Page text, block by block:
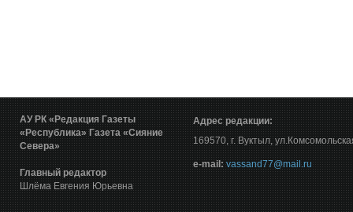
АУ РК «Редакция Газеты
«Республика» Газета «Сияние
Севера»
Главный редактор
Шлёма Евгения Юрьевна
Адрес редакции:
169570, г. Вуктыл,
е-mail: vassand77@mail.ru